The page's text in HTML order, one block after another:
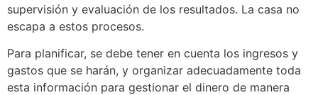
supervisión y evaluación de los resultados. La casa no
escapa a estos procesos.
Para planificar, se debe tener en cuenta los ingresos y
gastos que se harán, y organizar adecuadamente toda
esta información para gestionar el dinero de manera